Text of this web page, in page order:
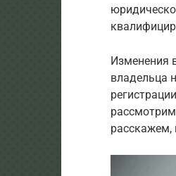
Изменения
владельца
расскажем,